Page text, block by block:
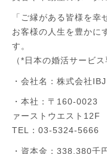
「ご縁がある皆様を幸
お客様の人生を豊かに
す。
（*日本の婚活サービ
・会社名：株式会社
・本社：〒160-0023
ァーストウエスト12F
TEL
：03-5324-5666
・資本金：338,380千